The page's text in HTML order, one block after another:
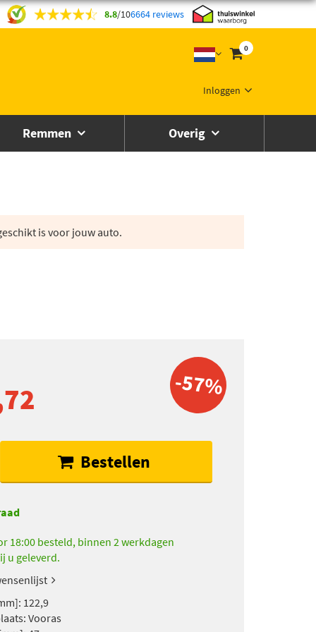
8.8/106664 reviews
0
Inloggen
Remmen Overig
is voor jouw auto.
-57%
Bestellen
18:00 besteld, binnen 2 werkdagen
u geleverd.
122,9
Vooras